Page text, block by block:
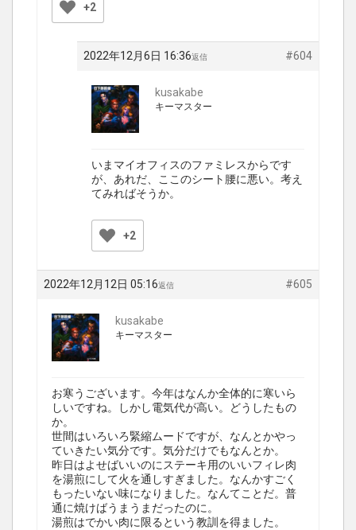
+2
2022年12月6日 16:36 #604
返信
kusakabe
キーマスター
いまマイオフィスのファミレスからです
が、あれだ、ここのシート腰に悪い。考え
てみればそうか。
+2
2022年12月12日 05:16 #605
返信
kusakabe
キーマスター
お寒うございます。今年はなんか全体的に寒いら
しいですね。しかし電気代が高い。どうしたもの
か。
世間はいろいろ緊縮ムードですが、なんとかやっ
ていきたい気分です。気分だけでもなんとか。
昨日はよせばいいのにステーキ用のいいフィレ肉
を湯煎にして火を通しすぎました。なんかすごく
もったいない味になりました。なんてことだ。普
通に焼けばうまうまだったのに。
湯煎はでかい肉に限るという教訓を得ました。